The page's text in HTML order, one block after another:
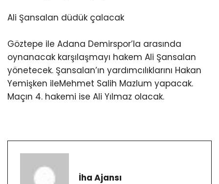
Ali Şansalan düdük çalacak
Göztepe ile Adana Demirspor’la arasında
oynanacak karşılaşmayı hakem Ali Şansalan
yönetecek. Şansalan’ın yardımcılıklarını Hakan
Yemişken ileMehmet Salih Mazlum yapacak.
Maçın 4. hakemi ise Ali Yılmaz olacak.
İha Ajansı